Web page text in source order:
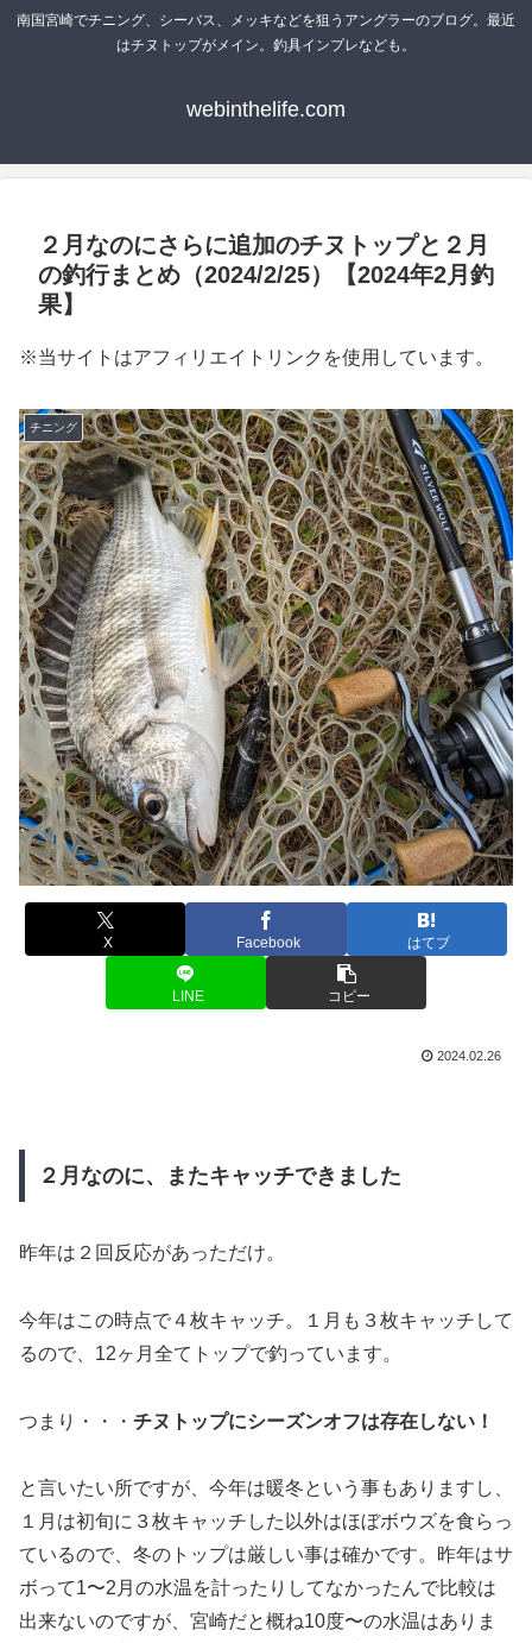
南国宮崎でチニング、シーバス、メッキなどを狙うアングラーのブログ。最近
はチヌトップがメイン。釣具インプレなども。
webinthelife.com
２月なのにさらに追加のチヌトップと２月
の釣行まとめ（2024/2/25）【2024年2月釣
果】
※当サイトはアフィリエイトリンクを使用しています。
チニング
X Facebook はてブ
LINE コピー
2024.02.26
２月なのに、またキャッチできました
昨年は２回反応があっただけ。
今年はこの時点で４枚キャッチ。１月も３枚キャッチして
るので、12ヶ月全てトップで釣っています。
つまり・・・ チヌトップにシーズンオフは存在しない！
と言いたい所ですが、今年は暖冬という事もありますし、
１月は初旬に３枚キャッチした以外はほぼボウズを食らっ
ているので、冬のトップは厳しい事は確かです。昨年はサ
ボって1〜2月の水温を計ったりしてなかったんで比較は
出来ないのですが、宮崎だと概ね10度〜の水温はありま